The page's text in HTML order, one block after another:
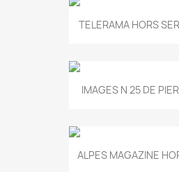
TELERAMA HORS
IMAGES N 25 DE
ALPES MAGAZINE